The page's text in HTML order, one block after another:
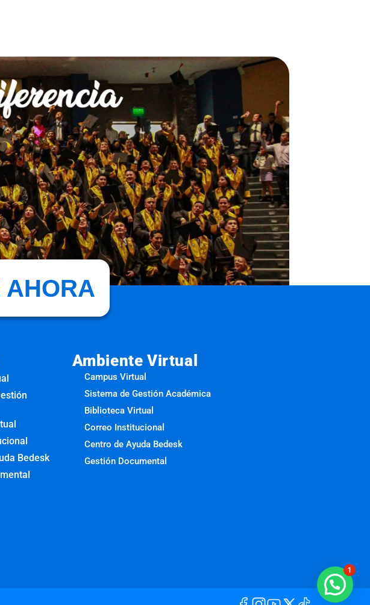
AHORA
Bedesk
Ambiente Virtual
Campus Virtual
Sistema de Gestión Académica
Biblioteca Virtual
Correo Institucional
Centro de Ayuda Bedesk
Gestión Documental
1